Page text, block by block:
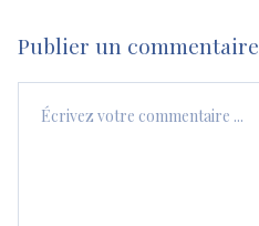
Publier un commentaire